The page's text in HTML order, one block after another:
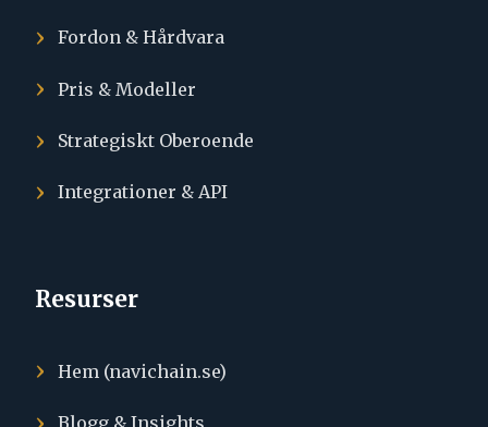
Fordon & Hårdvara
Pris & Modeller
Strategiskt Oberoende
Integrationer & API
Resurser
Hem (navichain.se)
Blogg & Insights